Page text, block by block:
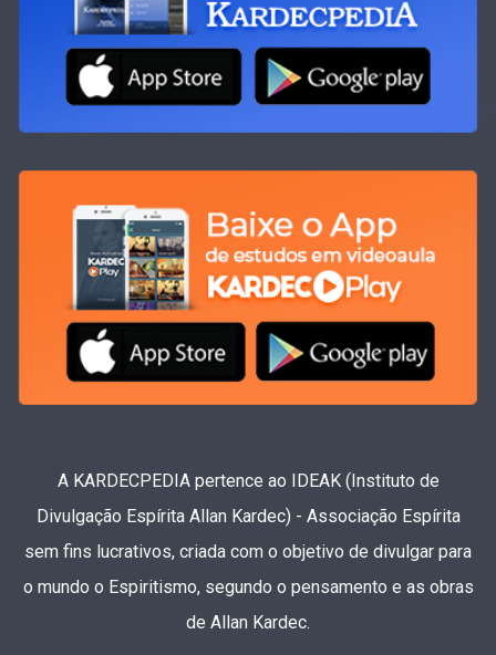
A KARDECPEDIA pertence ao IDEAK (Instituto de
Divulgação Espírita Allan Kardec) - Associação Espírita
sem fins lucrativos, criada com o objetivo de divulgar para
o mundo o Espiritismo, segundo o pensamento e as obras
de Allan Kardec.